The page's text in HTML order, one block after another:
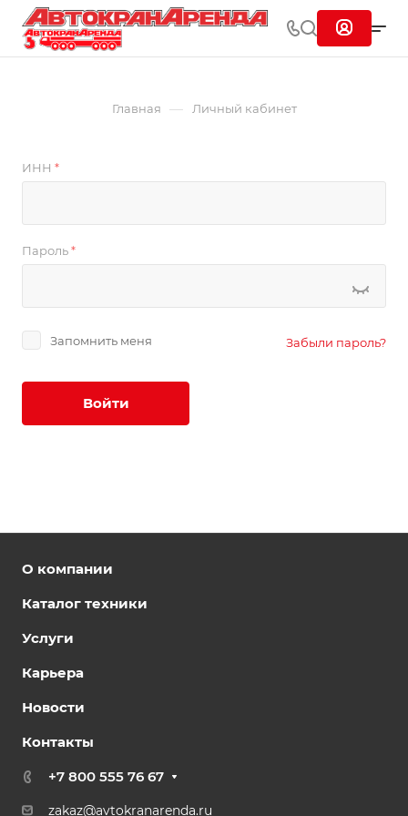
Главная — Личный кабинет
ИНН *
Пароль*
Запомнить меня Забыли пароль?
Войти
О компании
Каталог техники
Услуги
Карьера
Новости
Контакты
+7 800 555 76 67
zakaz@avtokranarenda.ru